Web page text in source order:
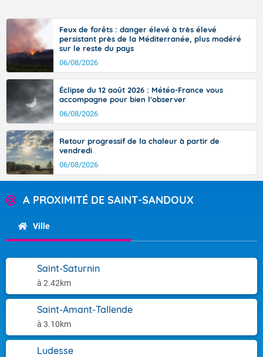
Feux de forêts : danger élevé à très élevé
persistant près de la Méditerranée, plus modéré
sur le reste du pays
06/08/2026
Éclipse du 12 août 2026 : Météo-France vous
accompagne pour bien l'observer
06/08/2026
Retour progressif de la chaleur à partir de
vendredi
06/08/2026
A PROXIMITÉ DE SAINT-SANDOUX
Ville
Saint-Saturnin
à 2.42km
Saint-Amant-Tallende
à 3.10km
Ludesse